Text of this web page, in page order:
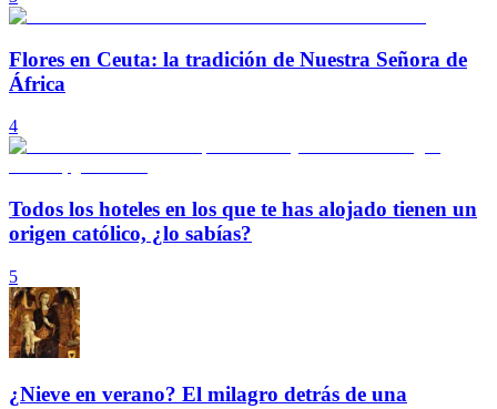
Flores en Ceuta: la tradición de Nuestra Señora de
África
4
Todos los hoteles en los que te has alojado tienen un
origen católico, ¿lo sabías?
5
¿Nieve en verano? El milagro detrás de una